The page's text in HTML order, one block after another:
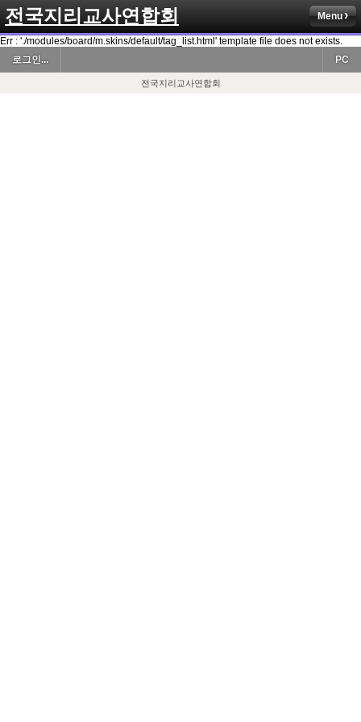
전국지리교사연합회 Menu
Err : './modules/board/m.skins/default/tag_list.html' template file does not exists.
로그인...
PC
전국지리교사연합회